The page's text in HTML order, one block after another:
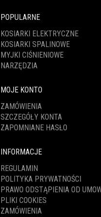
POPULARNE
KOSIARKI ELEKTRYCZNE
KOSIARKI SPALINOWE
MYJKI CIŚNIENIOWE
NARZĘDZIA
MOJE KONTO
ZAMÓWIENIA
SZCZEGÓŁY KONTA
ZAPOMNIANE HASŁO
INFORMACJE
REGULAMIN
POLITYKA PRYWATNOŚCI
PRAWO ODSTĄPIENIA OD
PLIKI COOKIES
ZAMÓWIENIA